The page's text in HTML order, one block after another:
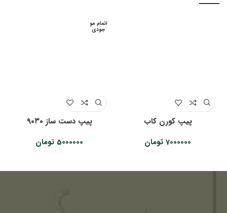
پیپ کورن کاب
7000000 تومان
اتمام مو
جودی
پیپ دست ساز ۹۰۳۰
5000000 تومان